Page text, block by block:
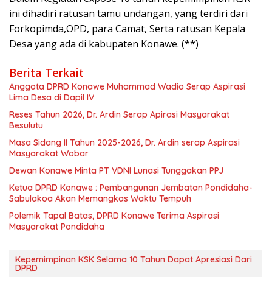
ini dihadiri ratusan tamu undangan, yang terdiri dari
Forkopimda,OPD, para Camat, Serta ratusan Kepala
Desa yang ada di kabupaten Konawe. (**)
Berita Terkait
Anggota DPRD Konawe Muhammad Wadio Serap Aspirasi
Lima Desa di Dapil IV
Reses Tahun 2026, Dr. Ardin Serap Apirasi Masyarakat
Besulutu
Masa Sidang II Tahun 2025-2026, Dr. Ardin serap Aspirasi
Masyarakat Wobar
Dewan Konawe Minta PT VDNI Lunasi Tunggakan PPJ
Ketua DPRD Konawe : Pembangunan Jembatan Pondidaha-
Sabulakoa Akan Memangkas Waktu Tempuh
Polemik Tapal Batas, DPRD Konawe Terima Aspirasi
Masyarakat Pondidaha
Kepemimpinan KSK Selama 10 Tahun Dapat Apresiasi Dari
DPRD